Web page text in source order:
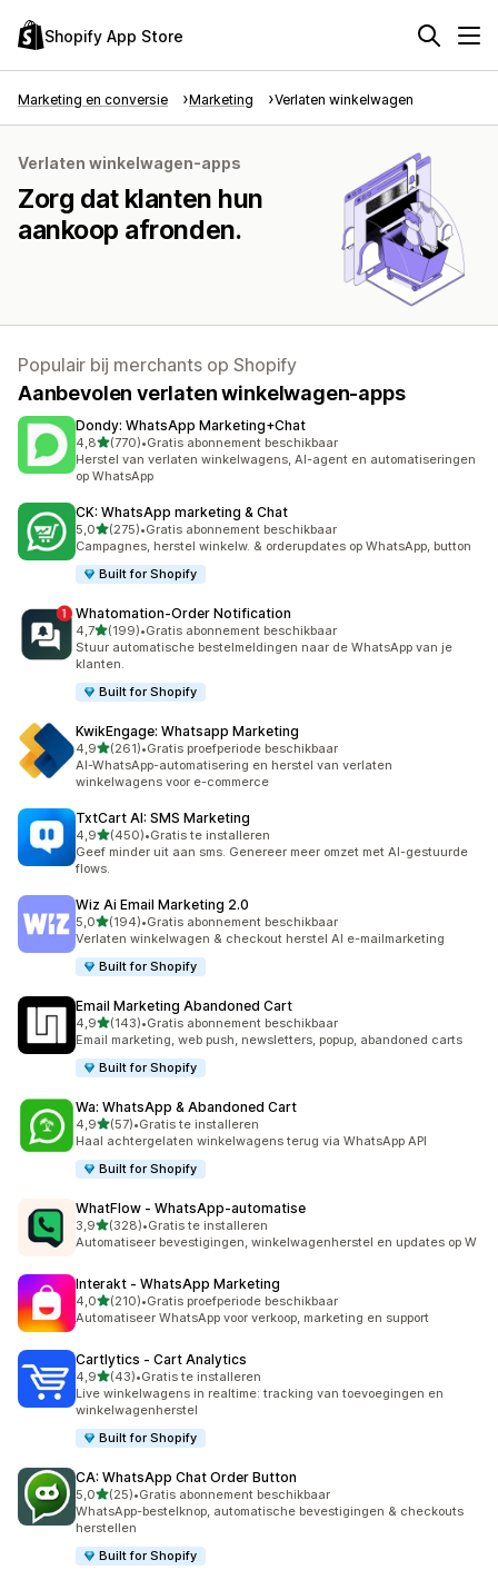
Shopify App Store
Marketing en conversie Marketing Verlaten winkelwagen
Verlaten winkelwagen-apps
Zorg dat klanten hun
aankoop afronden.
Populair bij merchants op Shopify
Aanbevolen verlaten winkelwagen-apps
Dondy: WhatsApp Marketing+Chat
4,8van 5 sterren
(770)
770 recensies in totaal
•Gratis abonnement beschikbaar
Herstel van verlaten winkelwagens, AI-agent en automatiseringen
op WhatsApp
CK: WhatsApp marketing & Chat
5,0van 5 sterren
(275)
275 recensies in totaal
•Gratis abonnement beschikbaar
Campagnes, herstel winkelw. & orderupdates op WhatsApp, button
Built for Shopify
Whatomation‑Order Notification
4,7van 5 sterren
(199)
199 recensies in totaal
•Gratis abonnement beschikbaar
Stuur automatische bestelmeldingen naar de WhatsApp van je
klanten.
Built for Shopify
KwikEngage: Whatsapp Marketing
4,9van 5 sterren
(261)
261 recensies in totaal
•Gratis proefperiode beschikbaar
AI-WhatsApp-automatisering en herstel van verlaten
winkelwagens voor e-commerce
TxtCart AI: SMS Marketing
4,9van 5 sterren
(450)
450 recensies in totaal
•Gratis te installeren
Geef minder uit aan sms. Genereer meer omzet met AI-gestuurde
flows.
Wiz Ai Email Marketing 2.0
5,0van 5 sterren
(194)
194 recensies in totaal
•Gratis abonnement beschikbaar
Verlaten winkelwagen & checkout herstel AI e-mailmarketing
Built for Shopify
Email Marketing Abandoned Cart
4,9van 5 sterren
(143)
143 recensies in totaal
•Gratis abonnement beschikbaar
Email marketing, web push, newsletters, popup, abandoned carts
Built for Shopify
Wa: WhatsApp & Abandoned Cart
4,9van 5 sterren
(57)
57 recensies in totaal
•Gratis te installeren
Haal achtergelaten winkelwagens terug via WhatsApp API
Built for Shopify
WhatFlow ‑ WhatsApp‑automatise
3,9van 5 sterren
(328)
328 recensies in totaal
•Gratis te installeren
Automatiseer bevestigingen, winkelwagenherstel en updates op W
Interakt ‑ WhatsApp Marketing
4,0van 5 sterren
(210)
210 recensies in totaal
•Gratis proefperiode beschikbaar
Automatiseer WhatsApp voor verkoop, marketing en support
Cartlytics ‑ Cart Analytics
4,9van 5 sterren
(43)
43 recensies in totaal
•Gratis te installeren
Live winkelwagens in realtime: tracking van toevoegingen en
winkelwagenherstel
Built for Shopify
CA: WhatsApp Chat Order Button
5,0van 5 sterren
(25)
25 recensies in totaal
•Gratis abonnement beschikbaar
WhatsApp-bestelknop, automatische bevestigingen & checkouts
herstellen
Built for Shopify